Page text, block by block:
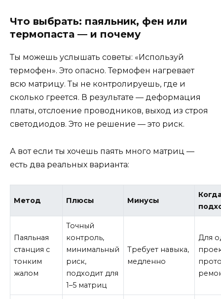
Что выбрать: паяльник, фен или
термопаста — и почему
Ты можешь услышать советы: «Используй
термофен». Это опасно. Термофен нагревает
всю матрицу. Ты не контролируешь, где и
сколько греется. В результате — деформация
платы, отслоение проводников, выход из строя
светодиодов. Это не решение — это риск.
А вот если ты хочешь паять много матриц —
есть два реальных варианта:
Метод Плюсы Минусы
Паяльная
станция с
тонким
жалом
Точный
контроль,
минимальный
риск,
подходит для
1–5 матриц
Требует навыка,
медленно
Для